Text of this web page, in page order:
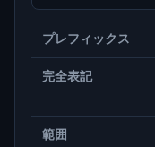
プレフィックス
完全表記
範囲